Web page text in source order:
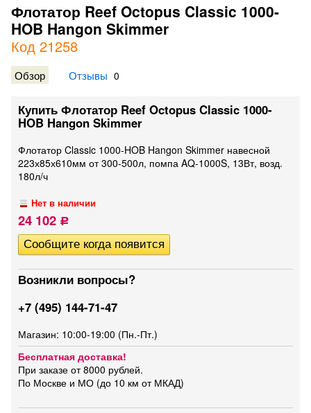
Флотатор Reef Octopus Classic 1000-
HOB Hangon Skimmer
Код 21258
Обзор Отзывы 0
Купить Флотатор Reef Octopus Classic 1000-
HOB Hangon Skimmer
Флотатор Classic 1000-HOB Hangon Skimmer навесной
223х85х610мм от 300-500л, помпа AQ-1000S, 13Вт, возд.
180л/ч
Нет в наличии
24 102 Р
Возникли вопросы?
+7 (495) 144-71-47
Магазин: 10:00-19:00 (Пн.-Пт.)
Бесплатная доставка!
При заказе от 8000 рублей.
По Москве и МО (до 10 км от МКАД)